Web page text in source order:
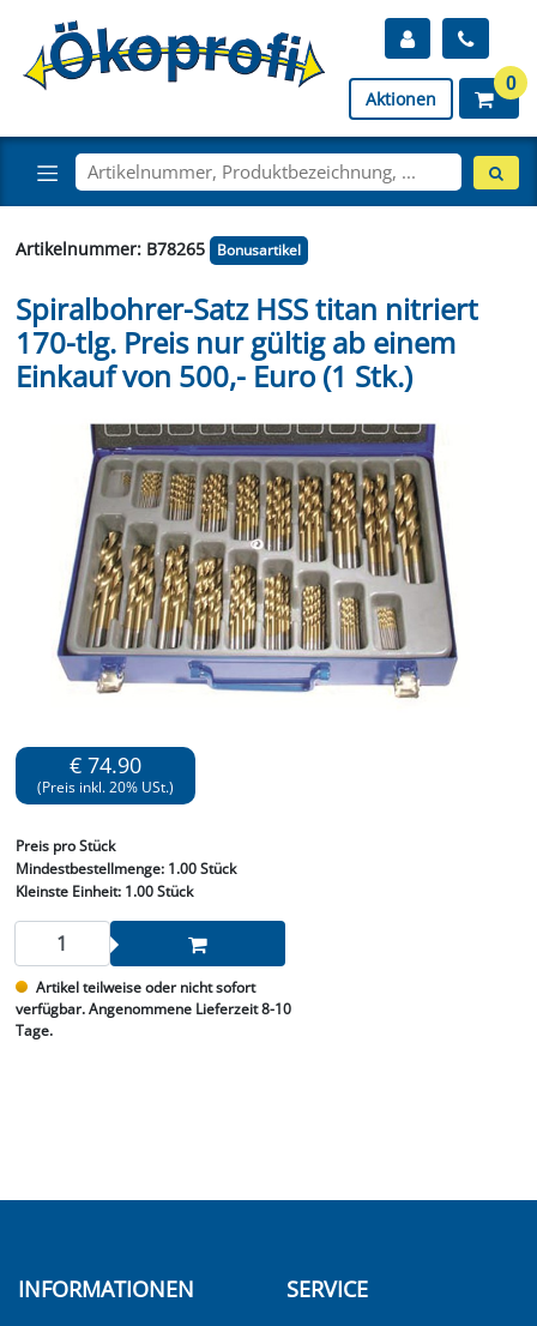
Aktionen
0
Artikelnummer: B78265 Bonusartikel
Spiralbohrer-Satz HSS titan nitriert
170-tlg. Preis nur gültig ab einem
Einkauf von 500,- Euro (1 Stk.)
€ 74.90
(Preis inkl. 20% USt.)
Preis pro Stück
Mindestbestellmenge: 1.00 Stück
Kleinste Einheit:1.00 Stück
Artikel teilweise oder nicht sofort
verfügbar. Angenommene Lieferzeit 8-10
Tage.
INFORMATIONEN SERVICE